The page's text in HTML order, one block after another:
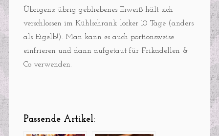
Übrigens: übrig gebliebenes Eiweiß hält sich
verschlossen im Kühlschrank locker 10 Tage (anders
als Eigelb!). Man kann es auch portionsweise
einfrieren und dann aufgetaut für Frikadellen &
Co verwenden.
Passende Artikel: